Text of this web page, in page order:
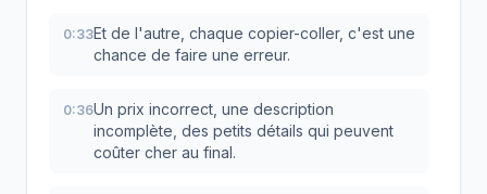
0:33Et de l'autre, chaque copier-coller, c'est une
chance de faire une erreur.
0:36Un prix incorrect, une description
incomplète, des petits détails qui peuvent
coûter cher au final.